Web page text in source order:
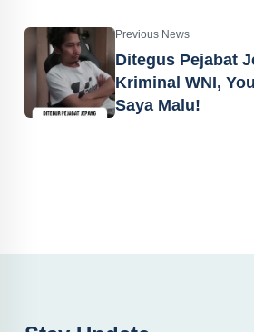
Previous News
Ditegus Pejabat
Kriminal WNI,
Saya Malu!